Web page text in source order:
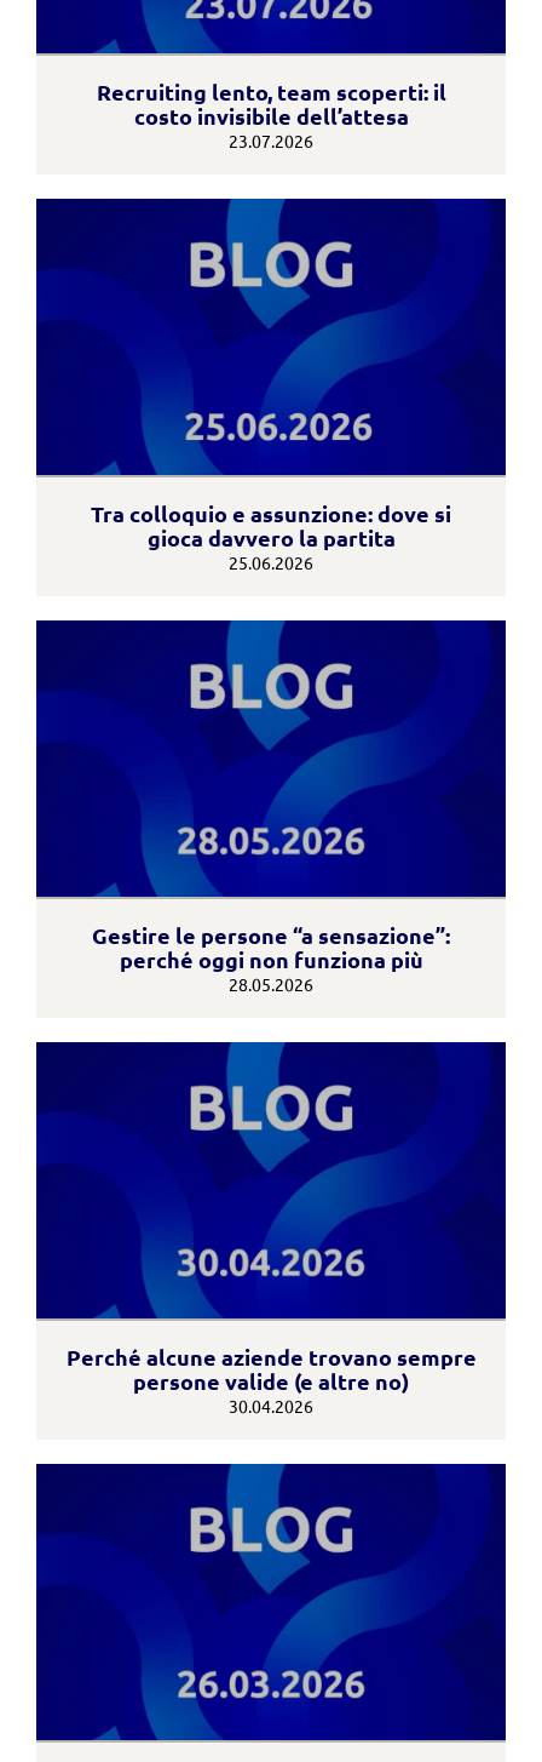
Recruiting lento, team scoperti: il
costo invisibile dell’attesa
23.07.2026
Tra colloquio e assunzione: dove si
gioca davvero la partita
25.06.2026
Gestire le persone “a sensazione”:
perché oggi non funziona più
28.05.2026
Perché alcune aziende trovano sempre
persone valide (e altre no)
30.04.2026